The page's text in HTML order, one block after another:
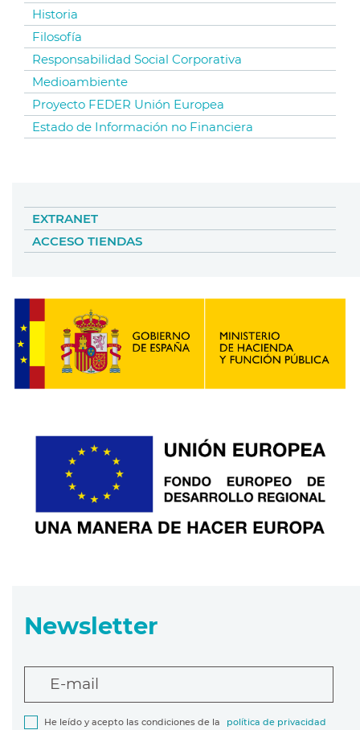
Historia
Filosofía
Responsabilidad Social Corporativa
Medioambiente
Proyecto FEDER Unión Europea
Estado de Información no Financiera
EXTRANET
ACCESO TIENDAS
Newsletter
E-mail
He leído y acepto las condiciones de la política de privacidad